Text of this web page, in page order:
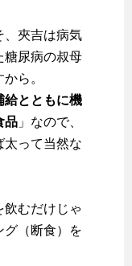
、夾吉は病気
糖尿病の叔母
ら。
給とともに機
品 」なので、
太って当然な
飲むだけじゃ
グ（断食）を